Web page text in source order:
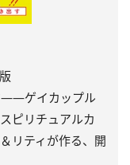
――ゲイカップル
ピリチュアルカ
リティが作る、開